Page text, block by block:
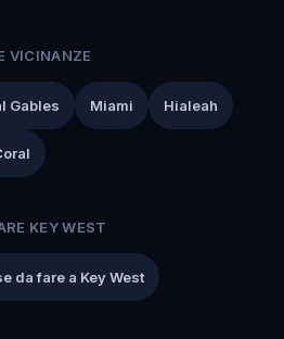
VICINANZE
Gables Miami Hialeah
KEY WEST
da fare a Key West